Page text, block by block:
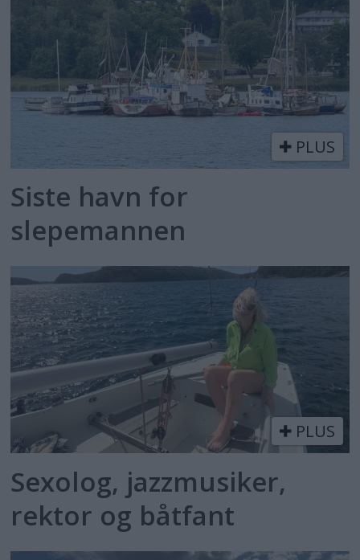
PLUS
Siste havn for
slepemannen
PLUS
Sexolog, jazzmusiker,
rektor og båtfant